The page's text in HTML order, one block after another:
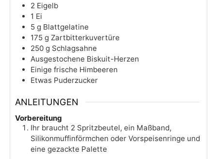
2 Eigelb
1 Ei
5 g Blattgelatine
175 g Zartbitterkuvertüre
250 g Schlagsahne
Ausgestochene Biskuit-Herzen
Einige frische Himbeeren
Etwas Puderzucker
ANLEITUNGEN
Vorbereitung
Ihr braucht 2 Spritzbeutel, ein Maßband,
Silikonmuffinförmchen oder Vorspeisenringe und
eine gezackte Palette